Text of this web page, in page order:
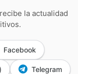
la actualidad
Facebook
Telegram